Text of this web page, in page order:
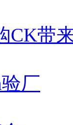
CK带
厂